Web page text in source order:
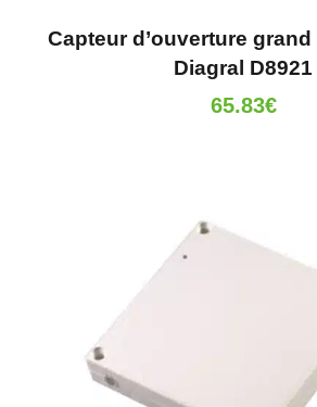
Capteur d’ouverture
Diagral D8921
65.83€